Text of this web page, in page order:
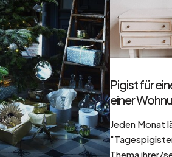
Pigist für
einer
Jeden Monat
Thema ihrer/